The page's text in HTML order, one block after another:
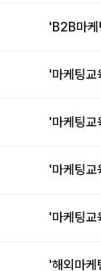
'B2B마케
'마케팅교
'마케팅교
'마케팅교
'마케팅교
'해외마케